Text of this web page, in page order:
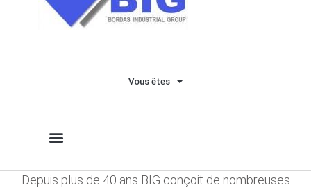
Vous êtes
Depuis plus de 40 ans BIG conçoit de nombreuses